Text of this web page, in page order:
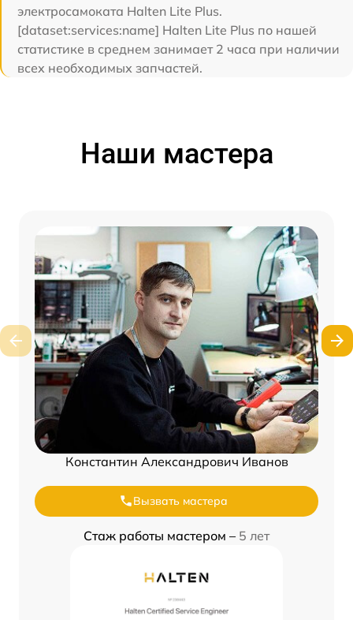
электросамоката Halten Lite Plus.
[dataset:services:name] Halten Lite Plus по нашей
статистике в среднем занимает 2 часа при наличии
всех необходимых запчастей.
Наши мастера
Константин Александрович Иванов
Вызвать мастера
Стаж работы мастером – 5 лет